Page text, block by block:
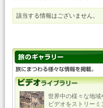
該当する情報はございません。
世界中の様々な地域
ビデオをストリーミ